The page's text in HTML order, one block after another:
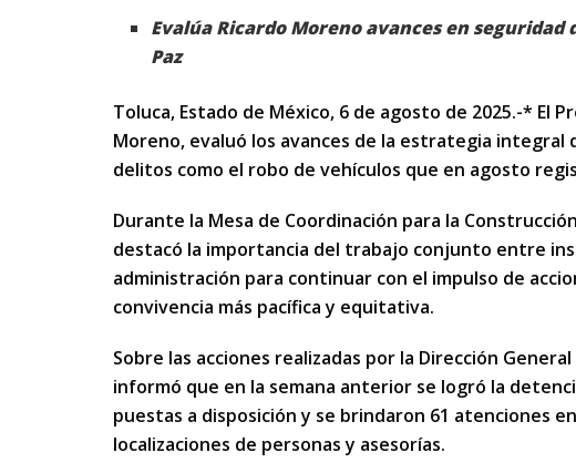
Evalúa Ricardo Moreno avances en
Paz
Toluca, Estado de México, 6 de agosto de 2025.-* El
Moreno, evaluó los avances de la estrategia
delitos como el robo de vehículos que en agosto
Durante la Mesa de Coordinación para la
destacó la importancia del trabajo conjunto entre
administración para continuar con el impulso de
convivencia más pacífica y equitativa.
Sobre las acciones realizadas por la Dirección
informó que en la semana anterior se logró la
puestas a disposición y se brindaron 61 atenciones
localizaciones de personas y asesorías.